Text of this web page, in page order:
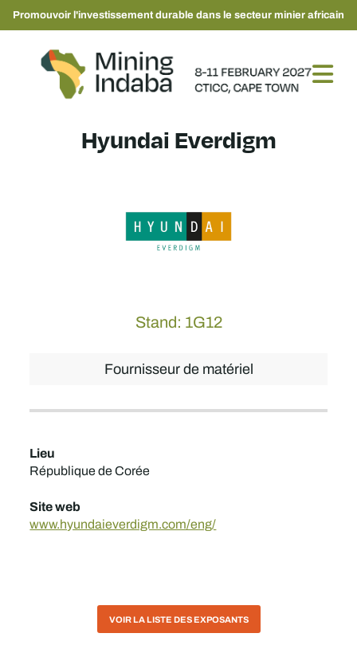
Promouvoir l'investissement durable dans le secteur minier africain
Hyundai Everdigm
Stand: 1G12
Fournisseur de matériel
Lieu
République de Corée
Site web
www.hyundaieverdigm.com/eng/
VOIR LA LISTE DES EXPOSANTS